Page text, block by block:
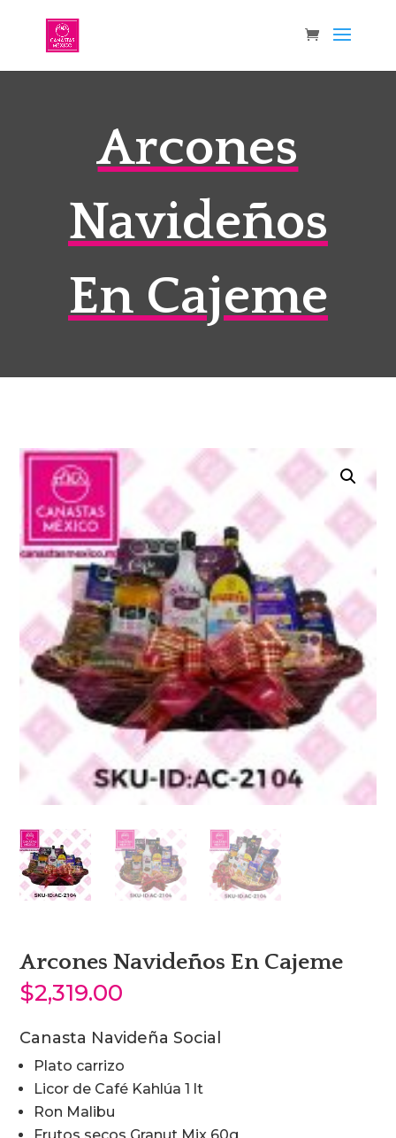
Arcones
Navideños
En Cajeme
Arcones Navideños En Cajeme
$2,319.00
Canasta Navideña Social
Plato carrizo
Licor de Café Kahlúa 1 lt
Ron Malibu
Frutos secos Granut Mix 60g